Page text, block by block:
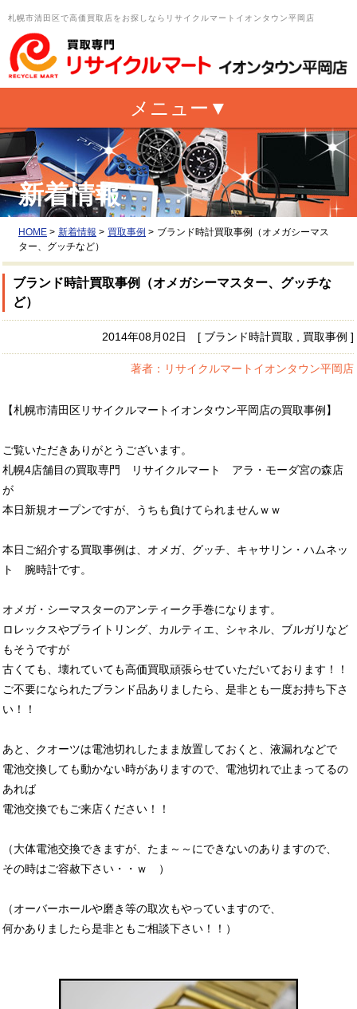
札幌市清田区で高価買取店をお探しならリサイクルマートイオンタウン平岡店
新着情報
HOME > 新着情報 > 買取事例 > ブランド時計買取事例（オメガシーマス
ター、グッチなど）
ブランド時計買取事例（オメガシーマスター、グッチな
ど）
2014年08月02日 [ ブランド時計買取 , 買取事例 ]
著者：リサイクルマートイオンタウン平岡店
【札幌市清田区リサイクルマートイオンタウン平岡店の買取事例】
ご覧いただきありがとうございます。
札幌4店舗目の買取専門 リサイクルマート アラ・モーダ宮の森店
が
本日新規オープンですが、うちも負けてられませんｗｗ
本日ご紹介する買取事例は、オメガ、グッチ、キャサリン・ハムネッ
ト 腕時計です。
オメガ・シーマスターのアンティーク手巻になります。
ロレックスやブライトリング、カルティエ、シャネル、ブルガリなど
もそうですが
古くても、壊れていても高価買取頑張らせていただいております！！
ご不要になられたブランド品ありましたら、是非とも一度お持ち下さ
い！！
あと、クオーツは電池切れしたまま放置しておくと、液漏れなどで
電池交換しても動かない時がありますので、電池切れで止まってるの
あれば
電池交換でもご来店ください！！
（大体電池交換できますが、たま～～にできないのありますので、
その時はご容赦下さい・・ｗ ）
（オーバーホールや磨き等の取次もやっていますので、
何かありましたら是非ともご相談下さい！！）